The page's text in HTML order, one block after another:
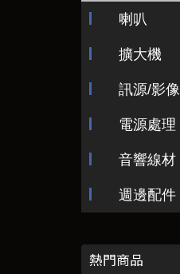
喇叭
擴大機
訊源/影像
電源處理
音響線材
週邊配件
熱門商品